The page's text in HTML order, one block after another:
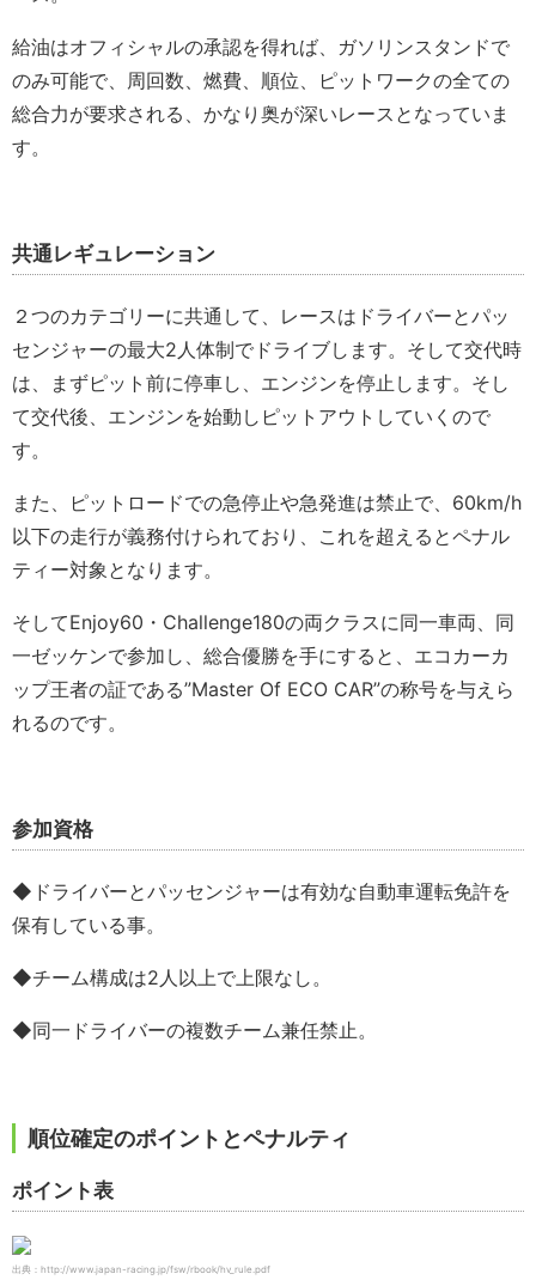
給油はオフィシャルの承認を得れば、ガソリンスタンドで
のみ可能で、周回数、燃費、順位、ピットワークの全ての
総合力が要求される、かなり奥が深いレースとなっていま
す。
共通レギュレーション
２つのカテゴリーに共通して、レースはドライバーとパッ
センジャーの最大2人体制でドライブします。そして交代時
は、まずピット前に停車し、エンジンを停止します。そし
て交代後、エンジンを始動しピットアウトしていくので
す。
また、ピットロードでの急停止や急発進は禁止で、60km/h
以下の走行が義務付けられており、これを超えるとペナル
ティー対象となります。
そしてEnjoy60・Challenge180の両クラスに同一車両、同
一ゼッケンで参加し、総合優勝を手にすると、エコカーカ
ップ王者の証である”Master Of ECO CAR”の称号を与えら
れるのです。
参加資格
◆ドライバーとパッセンジャーは有効な自動車運転免許を
保有している事。
◆チーム構成は2人以上で上限なし。
◆同一ドライバーの複数チーム兼任禁止。
順位確定のポイントとペナルティ
ポイント表
出典：http://www.japan-racing.jp/fsw/rbook/hv_rule.pdf